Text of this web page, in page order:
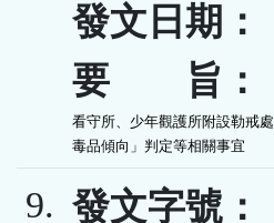
發文日期：
要 旨：
看守所、少年觀護所附設勒戒
毒品傾向」判定等相關事宜
9. 發文字號：